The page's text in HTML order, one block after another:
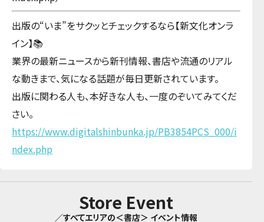
出版の“いま”をサクッとチェックするなら【新文化オンラ
イン】📚
業界の最新ニュースから新刊情報、書店や流通のリアル
な動きまで、気になる話題が毎日更新されています。
出版に関わる人も、本好きな人も、一度のぞいてみてくだ
さい。
https://www.digitalshinbunka.jp/PB3854PCS_000/i
ndex.php
Store Event
／すべてエリアの＜書店＞ イベント情報